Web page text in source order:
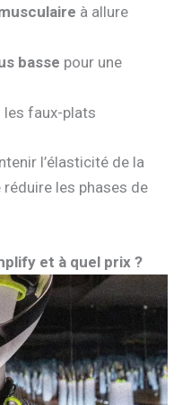
à allure
basse pour une
les faux-plats
l’élasticité de la
les phases de
et à quel prix ?